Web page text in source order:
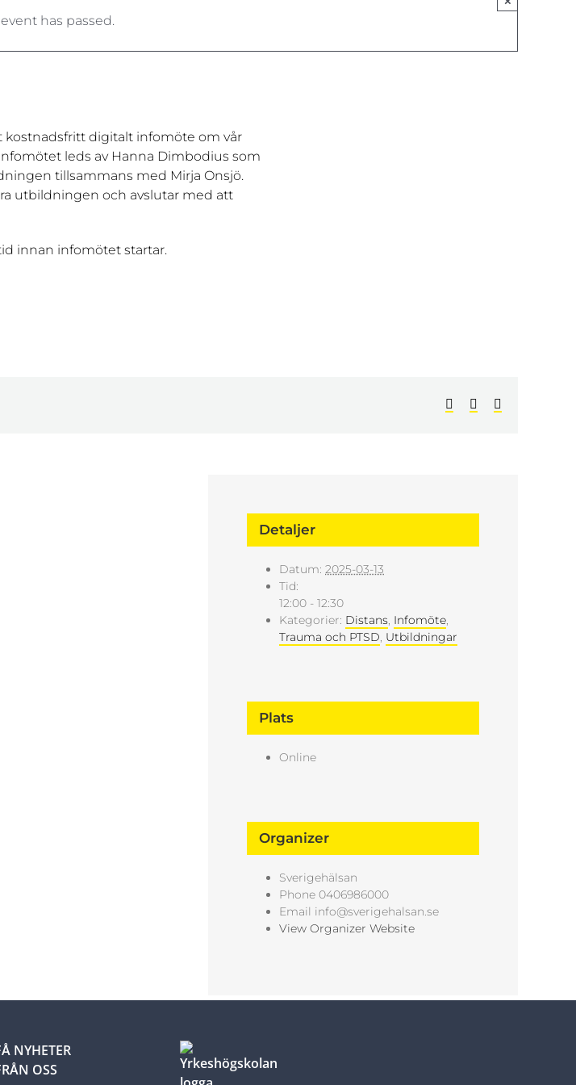
has passed.
kostnadsfritt digitalt infomöte om vår
leds av Hanna Dimbodius som
tillsammans med Mirja Onsjö.
utbildningen och avslutar med att
innan infomötet startar.
FacebookLinkedIn
post
Detaljer
Datum: 2025-03-13
Tid:
12:00 - 12:30
Kategorier: Distans, Infomöte,
Trauma och PTSD, Utbildningar
Plats
Online
Organizer
Sverigehälsan
Phone 0406986000
Email info@sverigehalsan.se
View Organizer Website
NYHETER
OSS